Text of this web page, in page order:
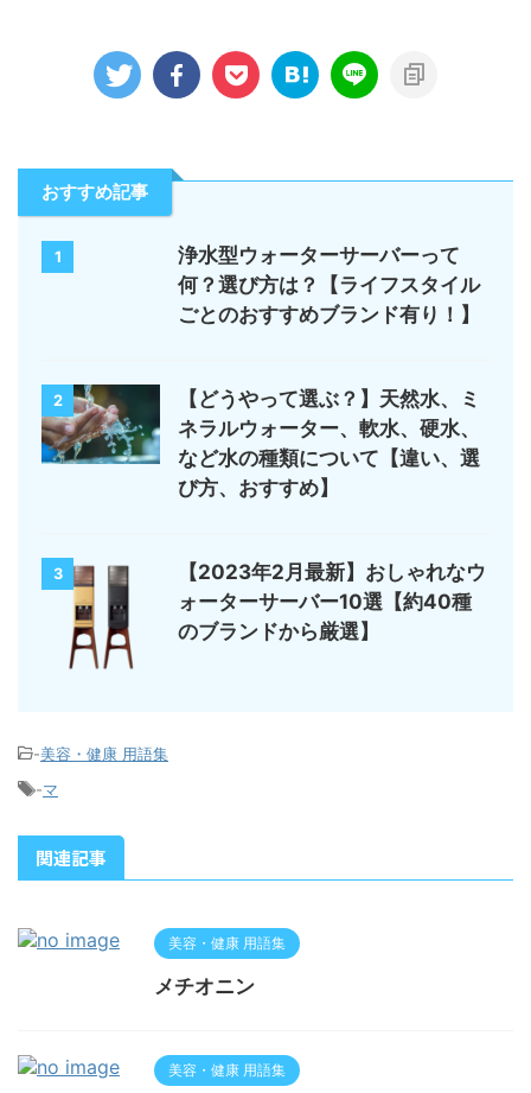
おすすめ記事
1
浄水型ウォーターサーバーって
何？選び方は？【ライフスタイル
ごとのおすすめブランド有り！】
2
【どうやって選ぶ？】天然水、ミ
ネラルウォーター、軟水、硬水、
など水の種類について【違い、選
び方、おすすめ】
3
【2023年2月最新】おしゃれなウ
ォーターサーバー10選【約40種
のブランドから厳選】
-美容・健康 用語集
-マ
関連記事
美容・健康 用語集
メチオニン
美容・健康 用語集